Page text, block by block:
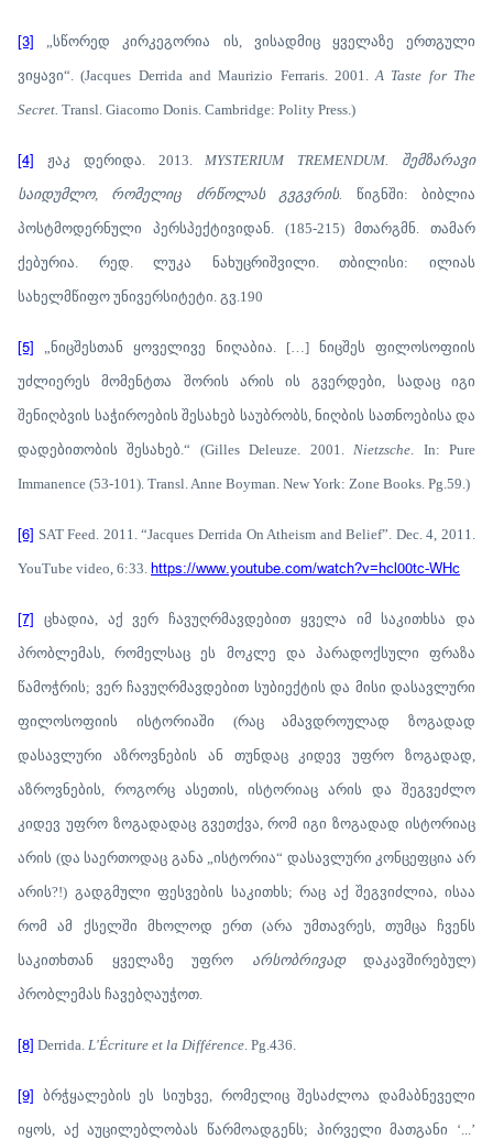
[3] „სწორედ კირკეგორია ის, ვისადმიც ყველაზე ერთგული
ვიყავი“. (Jacques Derrida and Maurizio Ferraris. 2001.A Taste for The
Secret. Transl. Giacomo Donis. Cambridge: Polity Press.)
[4] ჟაკ დერიდა. 2013. MYSTERIUM TREMENDUM. შემზარავი
საიდუმლო, რომელიც ძრწოლას გვგვრის. წიგნში: ბიბლია
პოსტმოდერნული პერსპექტივიდან. (185-215) მთარგმნ. თამარ
ქებურია. რედ. ლუკა ნახუცრიშვილი. თბილისი: ილიას
სახელმწიფო უნივერსიტეტი. გვ.190
[5] „ნიცშესთან ყოველივე ნიღაბია. […] ნიცშეს ფილოსოფიის
უძლიერეს მომენტთა შორის არის ის გვერდები, სადაც იგი
შენიღბვის საჭიროების შესახებ საუბრობს, ნიღბის სათნოებისა და
დადებითობის შესახებ.“ (Gilles Deleuze. 2001. Nietzsche . In: Pure
Immanence (53-101). Transl. Anne Boyman. New York: Zone Books. Pg.59.)
[6] SAT Feed. 2011. “Jacques Derrida On Atheism and Belief”. Dec. 4, 2011.
YouTube video, 6:33. https://www.youtube.com/watch?v=hcl00tc-WHc
[7] ცხადია, აქ ვერ ჩავუღრმავდებით ყველა იმ საკითხსა და
პრობლემას, რომელსაც ეს მოკლე და პარადოქსული ფრაზა
წამოჭრის; ვერ ჩავუღრმავდებით სუბიექტის და მისი დასავლური
ფილოსოფიის ისტორიაში (რაც ამავდროულად ზოგადად
დასავლური აზროვნების ან თუნდაც კიდევ უფრო ზოგადად,
აზროვნების, როგორც ასეთის, ისტორიაც არის და შეგვეძლო
კიდევ უფრო ზოგადადაც გვეთქვა, რომ იგი ზოგადად ისტორიაც
არის (და საერთოდაც განა „ისტორია“ დასავლური კონცეფცია არ
არის?!) გადგმული ფესვების საკითხს; რაც აქ შეგვიძლია, ისაა
რომ ამ ქსელში მხოლოდ ერთ (არა უმთავრეს, თუმცა ჩვენს
საკითხთან ყველაზე უფრო არსობრივადდაკავშირებულ)
პრობლემას ჩავებღაუჭოთ.
[8] Derrida. L'Écriture et la Différence . Pg.436.
[9] ბრჭყალების ეს სიუხვე, რომელიც შესაძლოა დამაბნეველი
იყოს, აქ აუცილებლობას წარმოადგენს; პირველი მათგანი ‘...’